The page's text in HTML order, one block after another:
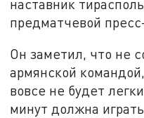
наставник
предматчевой
Он заметил, что не
армянской
вовсе не будет
минут должна